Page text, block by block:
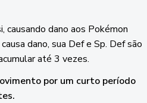
causando dano aos Pokémon
dano, sua Def e Sp. Def são
até 3 vezes.
por um curto período